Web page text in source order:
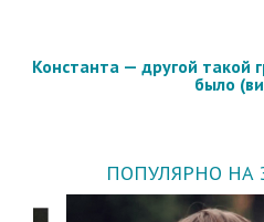
Константа — другой такой
было
ПОПУЛЯРНО НА